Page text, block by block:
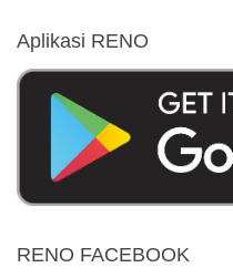
Aplikasi RENO
RENO FACEBOOK